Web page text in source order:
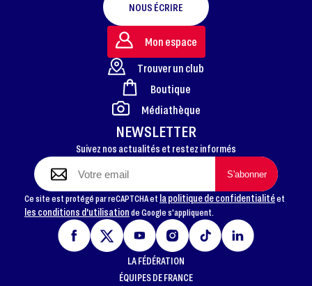
FOOTER
NOUS ÉCRIRE
NEWSLETTER
Suivez nos actualités et restez informés
Ce site est protégé par reCAPTCHA et la politique de confidentialitéet
les conditions d'utilisationde Google s'appliquent.
Mon espace
Trouver un club
Boutique
Médiathèque
LA FÉDÉRATION
ÉQUIPES DE FRANCE